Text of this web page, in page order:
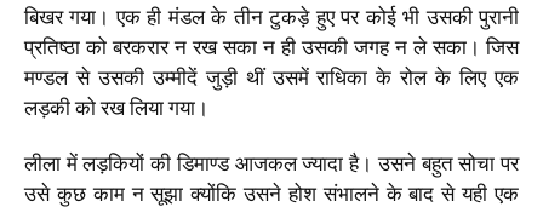
बिखर गया। एक ही मंडल के तीन टुकड़े हुए पर कोई भी उसकी पुरानी
प्रतिष्ठा को बरकरार न रख सका न ही उसकी जगह न ले सका। जिस
मण्डल से उसकी उम्मीदें जुड़ी थीं उसमें राधिका के रोल के लिए एक
लड़की को रख लिया गया।
लीला में लड़कियों की डिमाण्ड आजकल ज्यादा है। उसने बहुत सोचा पर
उसे कुछ काम न सूझा क्योंकि उसने होश संभालने के बाद से यही एक